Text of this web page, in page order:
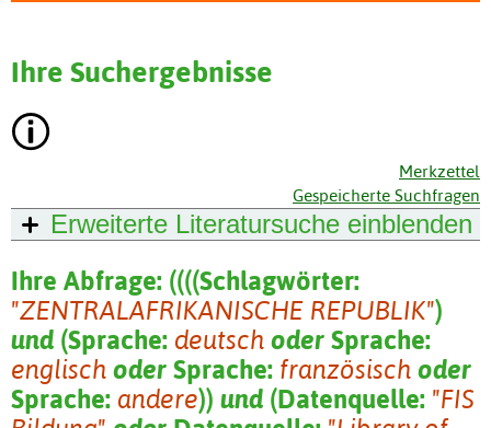
Ihre Suchergebnisse
Merkzettel
Gespeicherte Suchfragen
Erweiterte Literatursuche einblenden
Ihre Abfrage: ((((Schlagwörter:
"ZENTRALAFRIKANISCHE REPUBLIK")
und (Sprache: deutsch oder Sprache:
englisch oder Sprache: französisch oder
Sprache: andere)) und (Datenquelle: "FIS